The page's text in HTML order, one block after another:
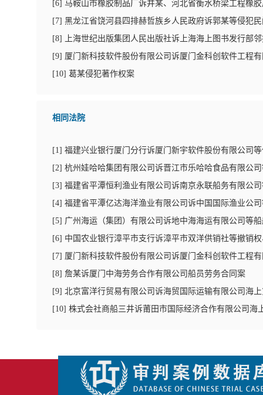
[6] 马鞍山市橡胶制品厂诉井某、河北省衡水桥梁工程橡
[7] 黑龙江省饶河县四排赫哲族乡人民政府诉郭某等侵犯
[8]
上海世纪出版集团人民出版社诉上海海上图书发行部
[9] 厦门新科技软件股份有限公司诉厦门金科创软件工程
[10] 葛某侵犯著作权案
相同法院
[1] 福建兴业银行厦门分行诉厦门新宇软件股份有限公司
[2] 杭州娃哈哈集团有限公司诉晋江市乐哈哈食品有限公
[3] 福建省平潭恒利渔业有限公司诉南京永联船务有限公
[4] 福建省平潭亿达海洋渔业有限公司诉中国国际渔业公
[5] 广州海运（集团）有限公司诉地中海海运有限公司等
[6] 中国农业银行漳平市支行诉漳平市双洋供销社等撤销
[7] 厦门新科技软件股份有限公司诉厦门金科创软件工程
[8] 詹某诉厦门中海劳务合作有限公司船员劳务合同案
[9] 北京富洋行贸易有限公司诉海贸国际运输有限公司海
[10] 株式会社商船三井诉莆田市国际经济合作有限公司海